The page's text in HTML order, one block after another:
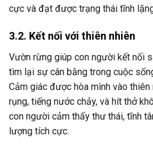
cực và đạt được trạng thái tĩnh
3.2. Kết nối với thiên nhiên
Vườn rừng giúp con người kết nối
tìm lại sự cân bằng trong cuộc
Cảm giác được hòa mình vào
rụng, tiếng nước chảy, và hít thở
con người cảm thấy thư thái, tĩnh
lượng tích cực.